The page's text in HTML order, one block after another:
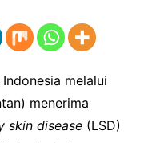
melalui
menerima
skin disease(LSD)